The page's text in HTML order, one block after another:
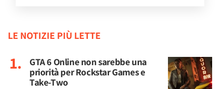
LE NOTIZIE PIÙ LETTE
GTA 6 Online non sarebbe una
priorità per Rockstar Games e
Take-Two